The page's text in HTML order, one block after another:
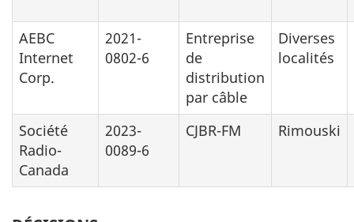
AEBC
Internet
Corp.
2021-
0802-6
Entreprise
de
distribution
par câble
Diverses
localités
Société
Radio-
Canada
2023-
0089-6
CJBR-FM Rimouski